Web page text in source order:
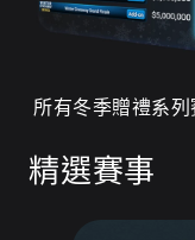
所有冬季贈禮系
精選賽事